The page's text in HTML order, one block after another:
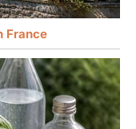
France